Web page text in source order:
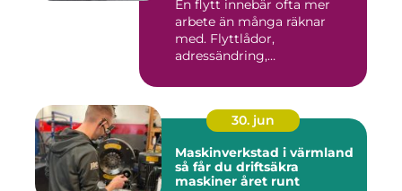
En flytt innebär ofta mer
arbete än många räknar
med. Flyttlådor,
adressändring,
30. jun
Maskinverkstad i värmland
så får du driftsäkra
maskiner året runt